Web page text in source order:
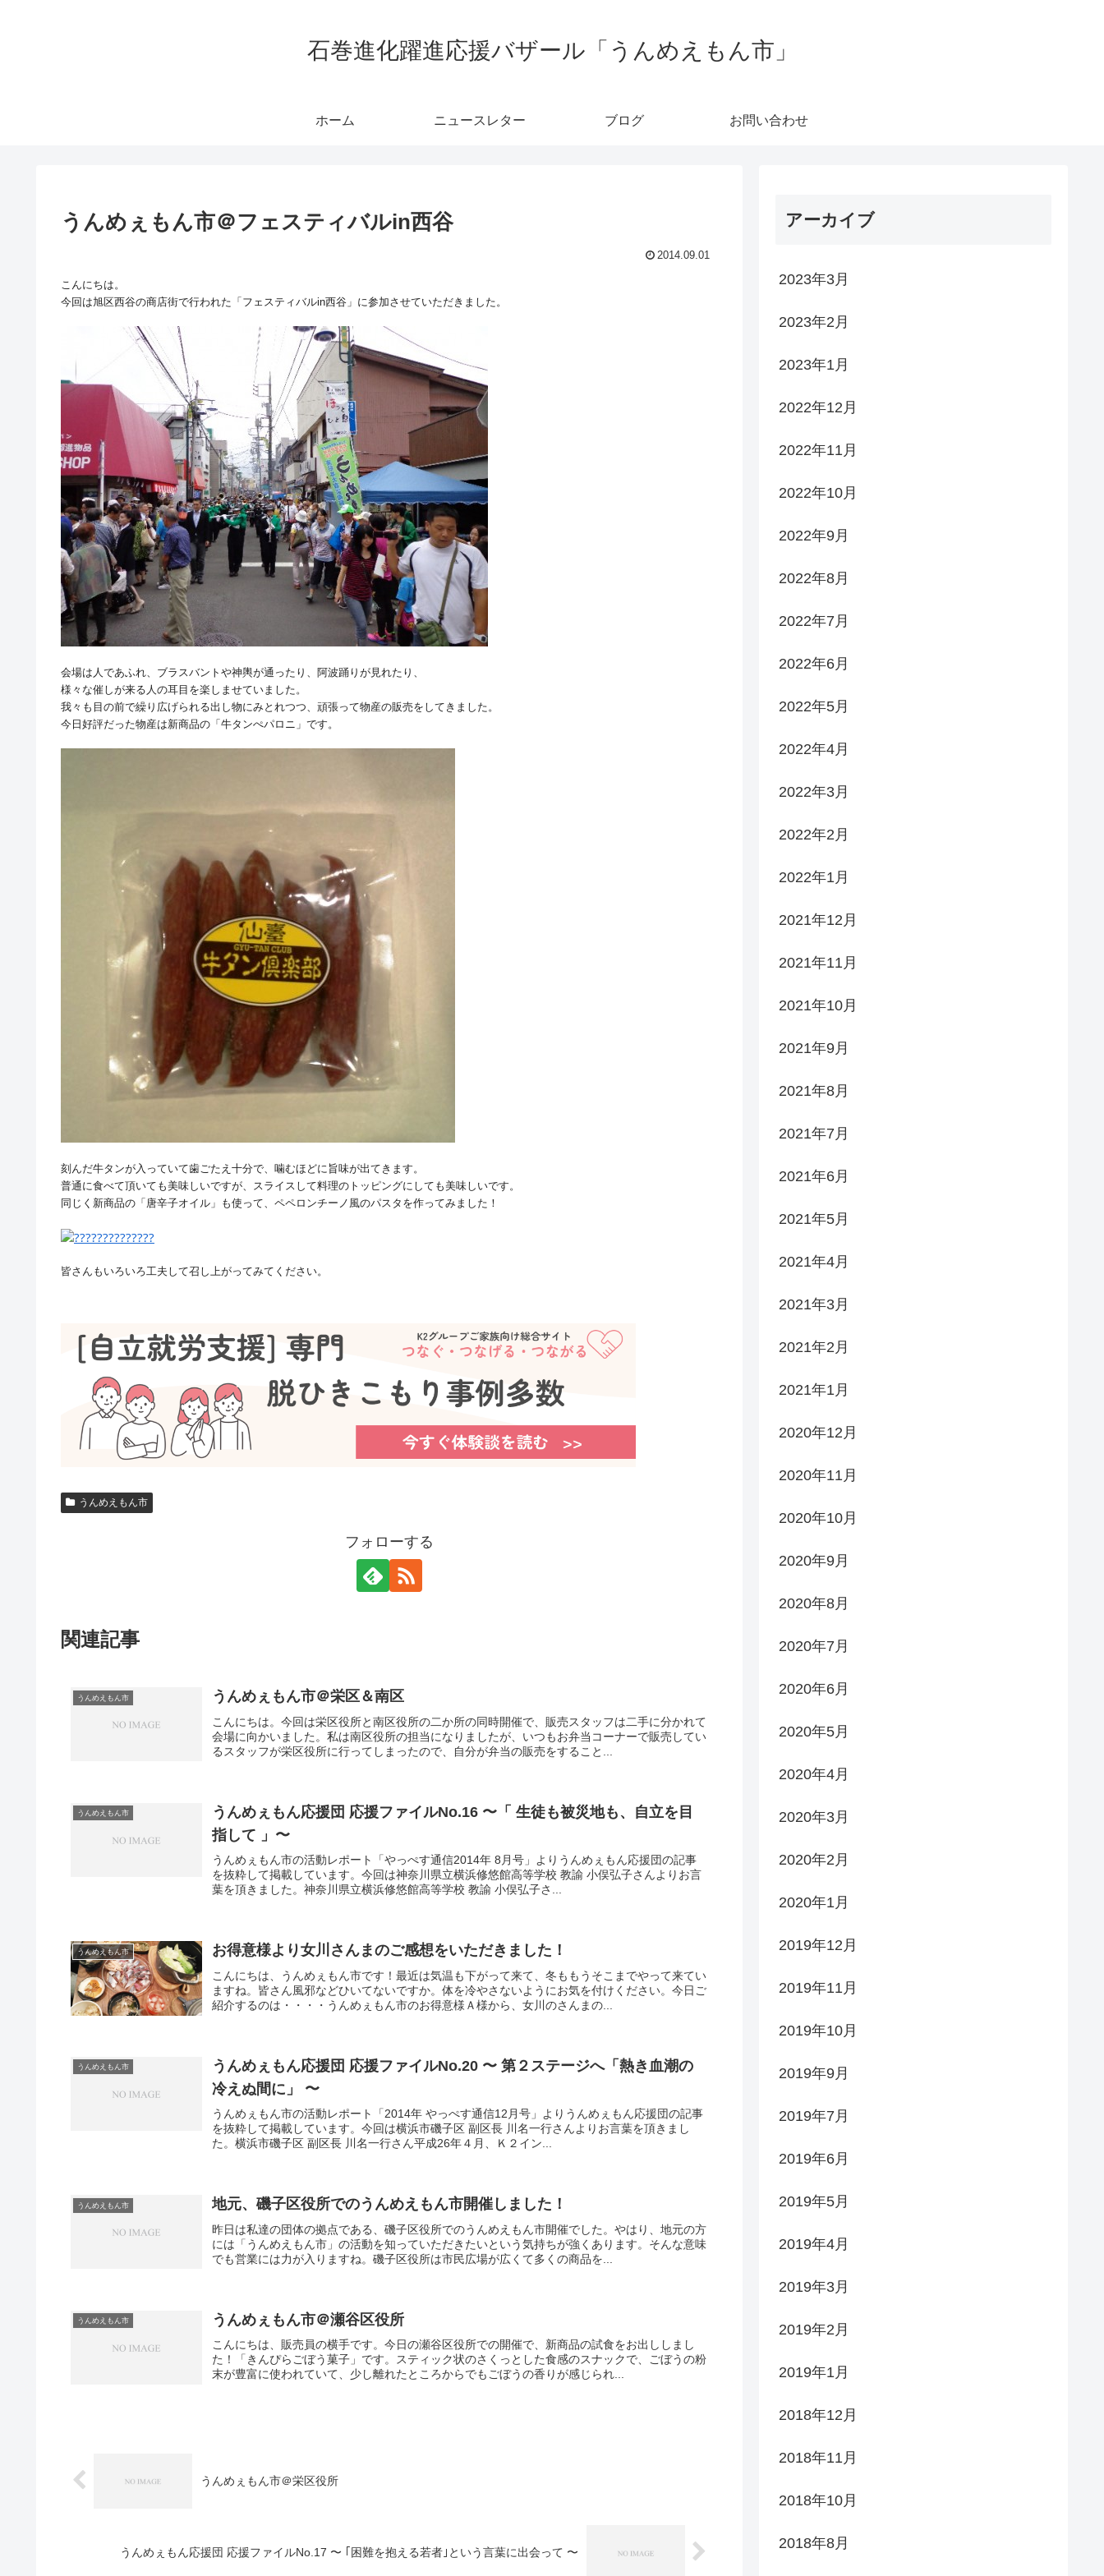
石巻進化躍進応援バザール「うんめえもん市」
ホーム ニュースレター ブログ お問い合わせ
うんめぇもん市＠フェスティバルin西谷
2014.09.01
こんにちは。
今回は旭区西谷の商店街で行われた「フェスティバルin西谷」に参加させていただきました。
会場は人であふれ、ブラスバントや神輿が通ったり、阿波踊りが見れたり、
様々な催しが来る人の耳目を楽しませていました。
我々も目の前で繰り広げられる出し物にみとれつつ、頑張って物産の販売をしてきました。
今日好評だった物産は新商品の「牛タンぺパロニ」です。
刻んだ牛タンが入っていて歯ごたえ十分で、噛むほどに旨味が出てきます。
普通に食べて頂いても美味しいですが、スライスして料理のトッピングにしても美味しいです。
同じく新商品の「唐辛子オイル」も使って、ペペロンチーノ風のパスタを作ってみました！
皆さんもいろいろ工夫して召し上がってみてください。
うんめえもん市
フォローする
関連記事
うんめえもん市 うんめぇもん市＠栄区＆南区
こんにちは。今回は栄区役所と南区役所の二か所の同時開催で、販売スタッフは二手に分かれて
会場に向かいました。私は南区役所の担当になりましたが、いつもお弁当コーナーで販売してい
るスタッフが栄区役所に行ってしまったので、自分が弁当の販売をすること...
うんめえもん市
うんめぇもん応援団 応援ファイルNo.16 〜「 生徒も被災地も、自立を目
指して 」〜
うんめぇもん市の活動レポート「やっぺす通信2014年 8月号」よりうんめぇもん応援団の記事
を抜粋して掲載しています。今回は神奈川県立横浜修悠館高等学校 教諭 小俣弘子さんよりお言
葉を頂きました。神奈川県立横浜修悠館高等学校 教諭 小俣弘子さ...
うんめえもん市 お得意様より女川さんまのご感想をいただきました！
こんにちは、うんめぇもん市です！最近は気温も下がって来て、冬ももうそこまでやって来てい
ますね。皆さん風邪などひいてないですか。体を冷やさないようにお気を付けください。今日ご
紹介するのは・・・・うんめぇもん市のお得意様Ａ様から、女川のさんまの...
うんめえもん市
うんめぇもん応援団 応援ファイルNo.20 〜 第２ステージへ「熱き血潮の
冷えぬ間に」 〜
うんめぇもん市の活動レポート「2014年 やっぺす通信12月号」よりうんめぇもん応援団の記事
を抜粋して掲載しています。今回は横浜市磯子区 副区長 川名一行さんよりお言葉を頂きまし
た。横浜市磯子区 副区長 川名一行さん平成26年４月、Ｋ２イン...
うんめえもん市 地元、磯子区役所でのうんめえもん市開催しました！
昨日は私達の団体の拠点である、磯子区役所でのうんめえもん市開催でした。やはり、地元の方
には「うんめえもん市」の活動を知っていただきたいという気持ちが強くあります。そんな意味
でも営業には力が入りますね。磯子区役所は市民広場が広くて多くの商品を...
うんめえもん市 うんめぇもん市＠瀬谷区役所
こんにちは、販売員の横手です。今日の瀬谷区役所での開催で、新商品の試食をお出ししまし
た！「きんぴらごぼう菓子」です。スティック状のさくっとした食感のスナックで、ごぼうの粉
末が豊富に使われていて、少し離れたところからでもごぼうの香りが感じられ...
うんめぇもん市＠栄区役所
うんめぇもん応援団 応援ファイルNo.17 〜 ｢困難を抱える若者｣という言葉に出会って 〜
アーカイブ
2023年3月
2023年2月
2023年1月
2022年12月
2022年11月
2022年10月
2022年9月
2022年8月
2022年7月
2022年6月
2022年5月
2022年4月
2022年3月
2022年2月
2022年1月
2021年12月
2021年11月
2021年10月
2021年9月
2021年8月
2021年7月
2021年6月
2021年5月
2021年4月
2021年3月
2021年2月
2021年1月
2020年12月
2020年11月
2020年10月
2020年9月
2020年8月
2020年7月
2020年6月
2020年5月
2020年4月
2020年3月
2020年2月
2020年1月
2019年12月
2019年11月
2019年10月
2019年9月
2019年7月
2019年6月
2019年5月
2019年4月
2019年3月
2019年2月
2019年1月
2018年12月
2018年11月
2018年10月
2018年8月